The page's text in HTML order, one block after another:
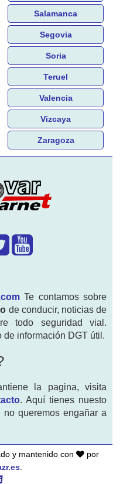
Salamanca
Segovia
Soria
Teruel
Valencia
Vizcaya
Zaragoza
Te contamos sobre
de conducir, noticias de
todo seguridad vial.
de información DGT útil.
la pagina, visita
. Aquí tienes nuesto
no queremos engañar a
y mantenido con
por